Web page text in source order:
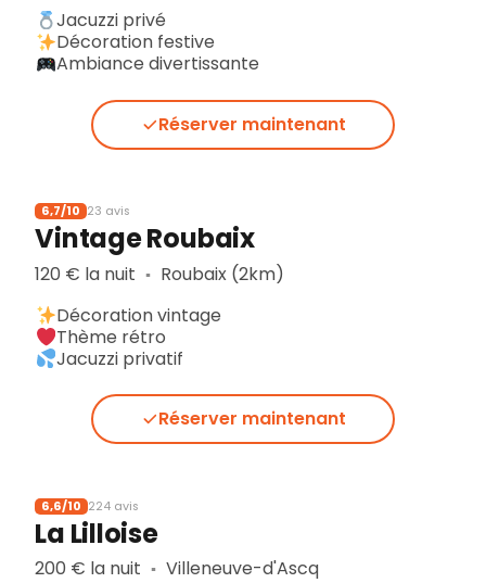
Jacuzzi privé
Décoration festive
Ambiance divertissante
Réserver maintenant
6,7/10 23 avis
Vintage Roubaix
120 € la nuit ▪︎ Roubaix (2km)
Décoration vintage
Thème rétro
Jacuzzi privatif
Réserver maintenant
6,6/10 224 avis
La Lilloise
200 € la nuit ▪︎ Villeneuve-d'Ascq